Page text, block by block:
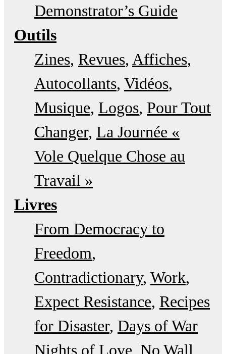
Demonstrator’s Guide
Outils
Zines Revues Affiches
Autocollants Vidéos
Musique Logos Pour Tout
Changer La Journée «
Vole Quelque Chose au
Travail »
Livres
From Democracy to
Freedom
Contradictionary Work
Expect Resistance Recipes
for Disaster Days of War
Nights of Love No Wall